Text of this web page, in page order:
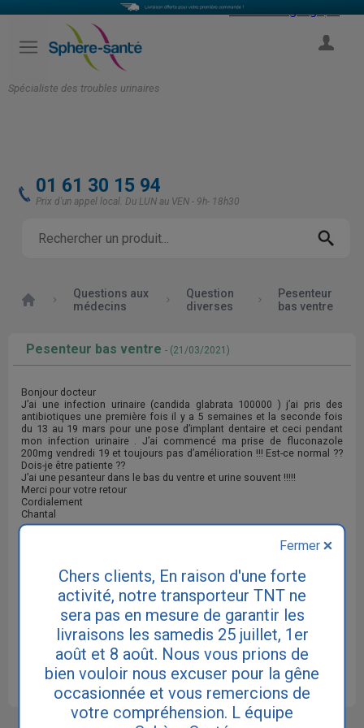
Spécialiste des troubles urinaires
Select Language
01 61 30 15 94
Prix d'un appel local. Du LUN au VEN - 9h- 18h30
Accueil
Questions aux
médecins
Question
diverses
Pesenteur
bas ventre
Pesenteur bas ventre - (21/03/2021)
Bonjour docteur
J’ai une infection urinaire (candida glabrata 100000 ) j’ai pris des
antibiotiques une première fois il y a 5 semaines et la seconde fois
du 13 au 19 mars pour une pose d’implant dentaire et ceci pendant
mon infection urinaire . J’ai commencé ma prise de fluconazole
200mg vendredi 19 et toujours pas d’amélioration !!! Est-ce normal ??
Dois-je être patiente ??
J’ai une pesanteur dans le bas du ventre et urine souvent !!!!!
Merci pour votre retour
Cordialement
Chantal
Cette réponse ne remplace pas le diagnostic de votre
médecin. Consultez votre médecin traitant ou un médecin
spécialiste urologue ou gynécologue si vous souffrez
d'incontinence.
Chers clients, En raison d'une forte
activité, notre transporteur TNT ne
sera pas en mesure de garantir les
livraisons les samedis 25 juillet, 1er
août et 8 août. Nous vous prions de
bien vouloir nous excuser pour la gêne
occasionnée et vous remercions de
votre compréhension. L équipe
Fermer